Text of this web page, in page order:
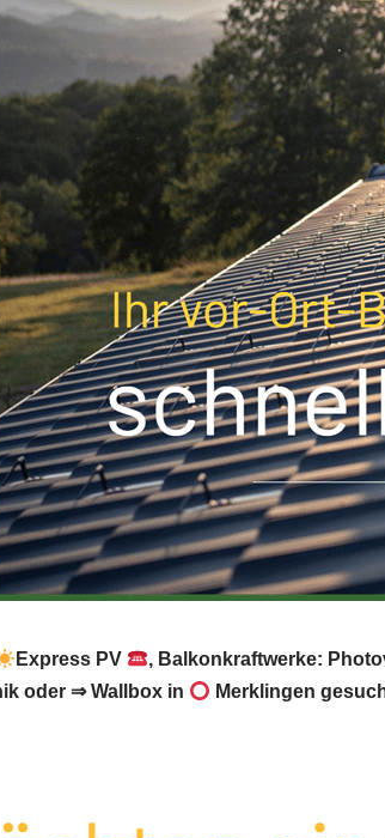
Express PV , Balkonkraftwerke:
oder ⇒ Wallbox in Merklingen